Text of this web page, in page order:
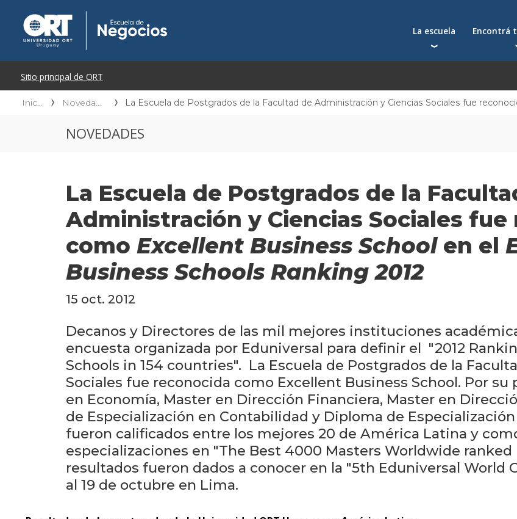
La escuela
Qué nos distingue
Autoridades
Centros y cátedras
Conferencias en YouTube
La facultad
Encontrá
Postgrados
La Escuela de Postgrados de la Facultad de Administración y Ciencias Sociales fue
NOVEDADES
La Escuela de Postgrados de la
Administración y Ciencias Sociales fue
como Excellent Business Schoolen el
Business Schools Ranking 2012
15 oct. 2012
Decanos y Directores de las mil mejores instituciones
encuesta organizada por Eduniversal para definir el "2012
Schools in 154 countries". La Escuela de Postgrados de la
Sociales fue reconocida como Excellent Business School. Por
en Economía, Master en Dirección Financiera, Master en
de Especialización en Contabilidad y Diploma de
fueron calificados entre los mejores 20 de América Latina y
especializaciones en "The Best 4000 Masters Worldwide
resultados fueron dados a conocer en la "5th Eduniversal World
al 19 de octubre en Lima.